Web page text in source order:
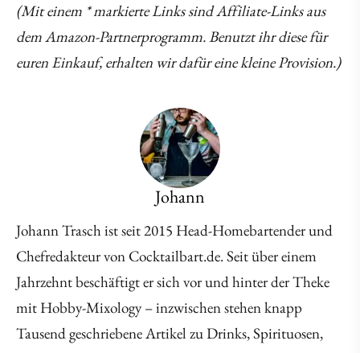
(Mit einem * markierte Links sind Affiliate-Links aus
dem Amazon-Partnerprogramm. Benutzt ihr diese für
euren Einkauf, erhalten wir dafür eine kleine Provision.)
Johann
Johann Trasch ist seit 2015 Head-Homebartender und
Chefredakteur von Cocktailbart.de. Seit über einem
Jahrzehnt beschäftigt er sich vor und hinter der Theke
mit Hobby-Mixology – inzwischen stehen knapp
Tausend geschriebene Artikel zu Drinks, Spirituosen,